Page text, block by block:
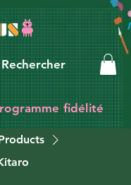
Rechercher
fidélité